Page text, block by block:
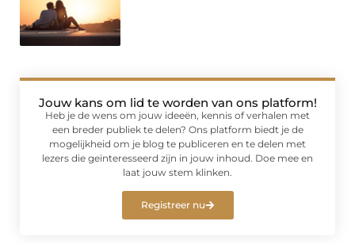
Jouw kans om lid te worden van ons platform!
Heb je de wens om jouw ideeën, kennis of verhalen met
een breder publiek te delen? Ons platform biedt je de
mogelijkheid om je blog te publiceren en te delen met
lezers die geïnteresseerd zijn in jouw inhoud. Doe mee en
laat jouw stem klinken.
Registreer nu